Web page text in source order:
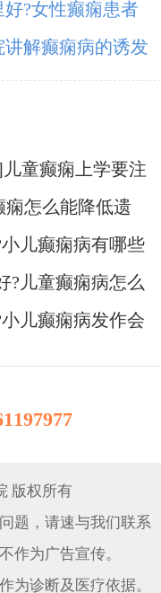
?女性癫痫患者
解癫痫病的诱发
童癫痫上学要注
怎么能降低遗
儿癫痫病有哪些
?儿童癫痫病怎么
儿癫痫病发作会
版权所有
题，请速与我们联系
作为广告宣传。
为诊断及医疗依据。